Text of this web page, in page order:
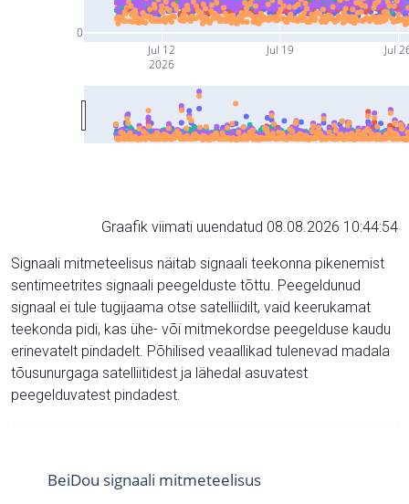
Jul 12
2026
Jul 19 Jul
0
Graafik viimati uuendatud 08.08.2026 10:44:54
Signaali mitmeteelisus näitab signaali teekonna pikenemist
sentimeetrites signaali peegelduste tõttu. Peegeldunud
signaal ei tule tugijaama otse satelliidilt, vaid keerukamat
teekonda pidi, kas ühe- või mitmekordse peegelduse kaudu
erinevatelt pindadelt. Põhilised veaallikad tulenevad madala
tõusunurgaga satelliitidest ja lähedal asuvatest
peegelduvatest pindadest.
BeiDou signaali mitmeteelisus